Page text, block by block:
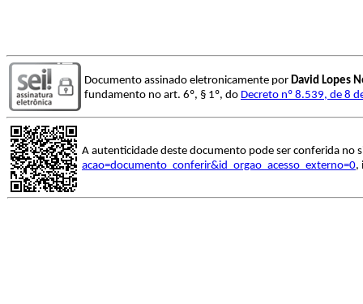
Documento assinado eletronicamente por David Lopes
fundamento no art. 6º, § 1º, do Decreto nº 8.539, de 8
A autenticidade deste documento pode ser conferida no
acao=documento_conferir&id_orgao_acesso_externo=0,